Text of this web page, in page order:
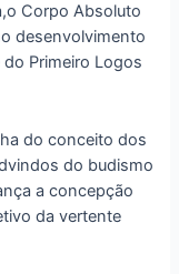
Corpo Absoluto
desenvolvimento
Primeiro Logos
do conceito dos
do budismo
a concepção
da vertente